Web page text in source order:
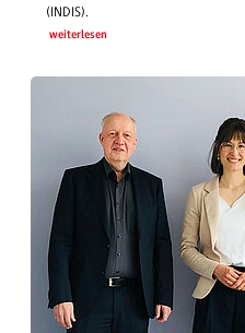
(INDIS).
weiterlesen